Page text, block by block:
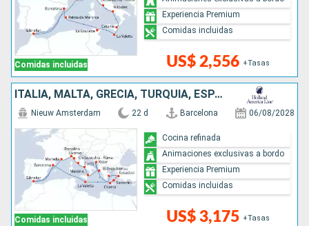
Comidas incluidas US$ 2,556 +Tasas
Experiencia Premium
Comidas incluidas
ITALIA, MALTA, GRECIA, TURQUÍA, ESPAÑA, FRANCIA, MONTENEGRO
Comidas incluidas
Nieuw Amsterdam 22 d Barcelona 06/08/2028
US$ 3,175 +Tasas
Cocina refinada
Animaciones exclusivas a bordo
Experiencia Premium
Comidas incluidas